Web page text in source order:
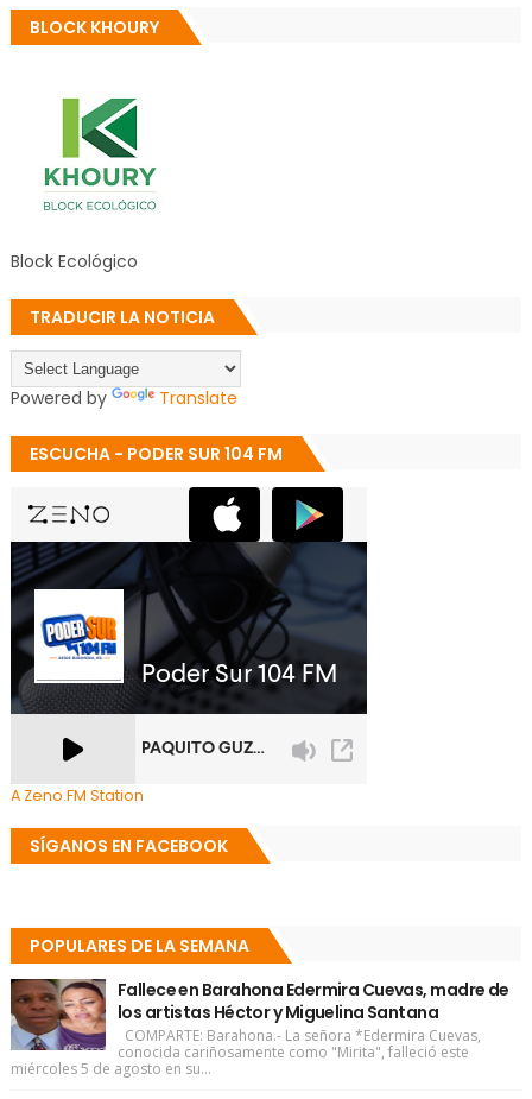
BLOCK KHOURY
Block Ecológico
TRADUCIR LA NOTICIA
Powered by Translate
ESCUCHA - PODER SUR 104 FM
A Zeno.FM Station
SÍGANOS EN FACEBOOK
POPULARES DE LA SEMANA
Fallece en Barahona Edermira Cuevas, madre de
los artistas Héctor y Miguelina Santana
COMPARTE: Barahona.- La señora *Edermira Cuevas,
conocida cariñosamente como "Mirita", falleció este
miércoles 5 de agosto en su...